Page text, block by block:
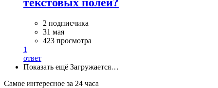
2 подписчика
31 мая
423 просмотра
1
ответ
Показать ещё Загружается…
Самое интересное за 24 часа